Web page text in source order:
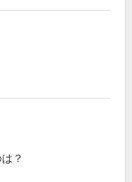
？